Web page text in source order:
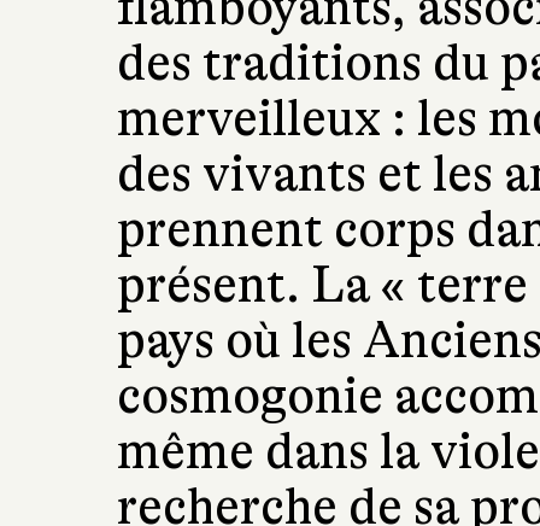
des traditions du
merveilleux : les
des vivants et les
prennent corps
présent. La « terre
pays où les
cosmogonie
même dans la
recherche de sa